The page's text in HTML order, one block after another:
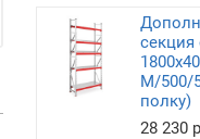
секция
M/500/
полку)
28 230